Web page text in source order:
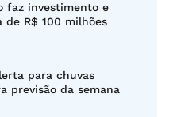
faz investimento e
R$ 100 milhões
para chuvas
previsão da semana